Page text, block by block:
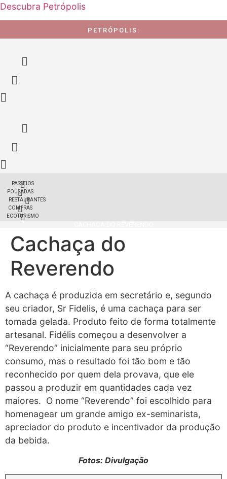
Descubra Petrópolis
PETRÓPOLIS:
Menu
Menu
PASSEIOS
POUSADAS
RESTAURANTES
COMPRAS
ECOTURISMO
Cachaça do
Reverendo
A cachaça é produzida em secretário e, segundo
seu criador, Sr Fidelis, é uma cachaça para ser
tomada gelada. Produto feito de forma totalmente
artesanal. Fidélis começou a desenvolver a
“Reverendo” inicialmente para seu próprio
consumo, mas o resultado foi tão bom e tão
reconhecido por quem dela provava, que ele
passou a produzir em quantidades cada vez
maiores. O nome “Reverendo” foi escolhido para
homenagear um grande amigo ex-seminarista,
apreciador do produto e incentivador da produção
da bebida.
Fotos: Divulgação